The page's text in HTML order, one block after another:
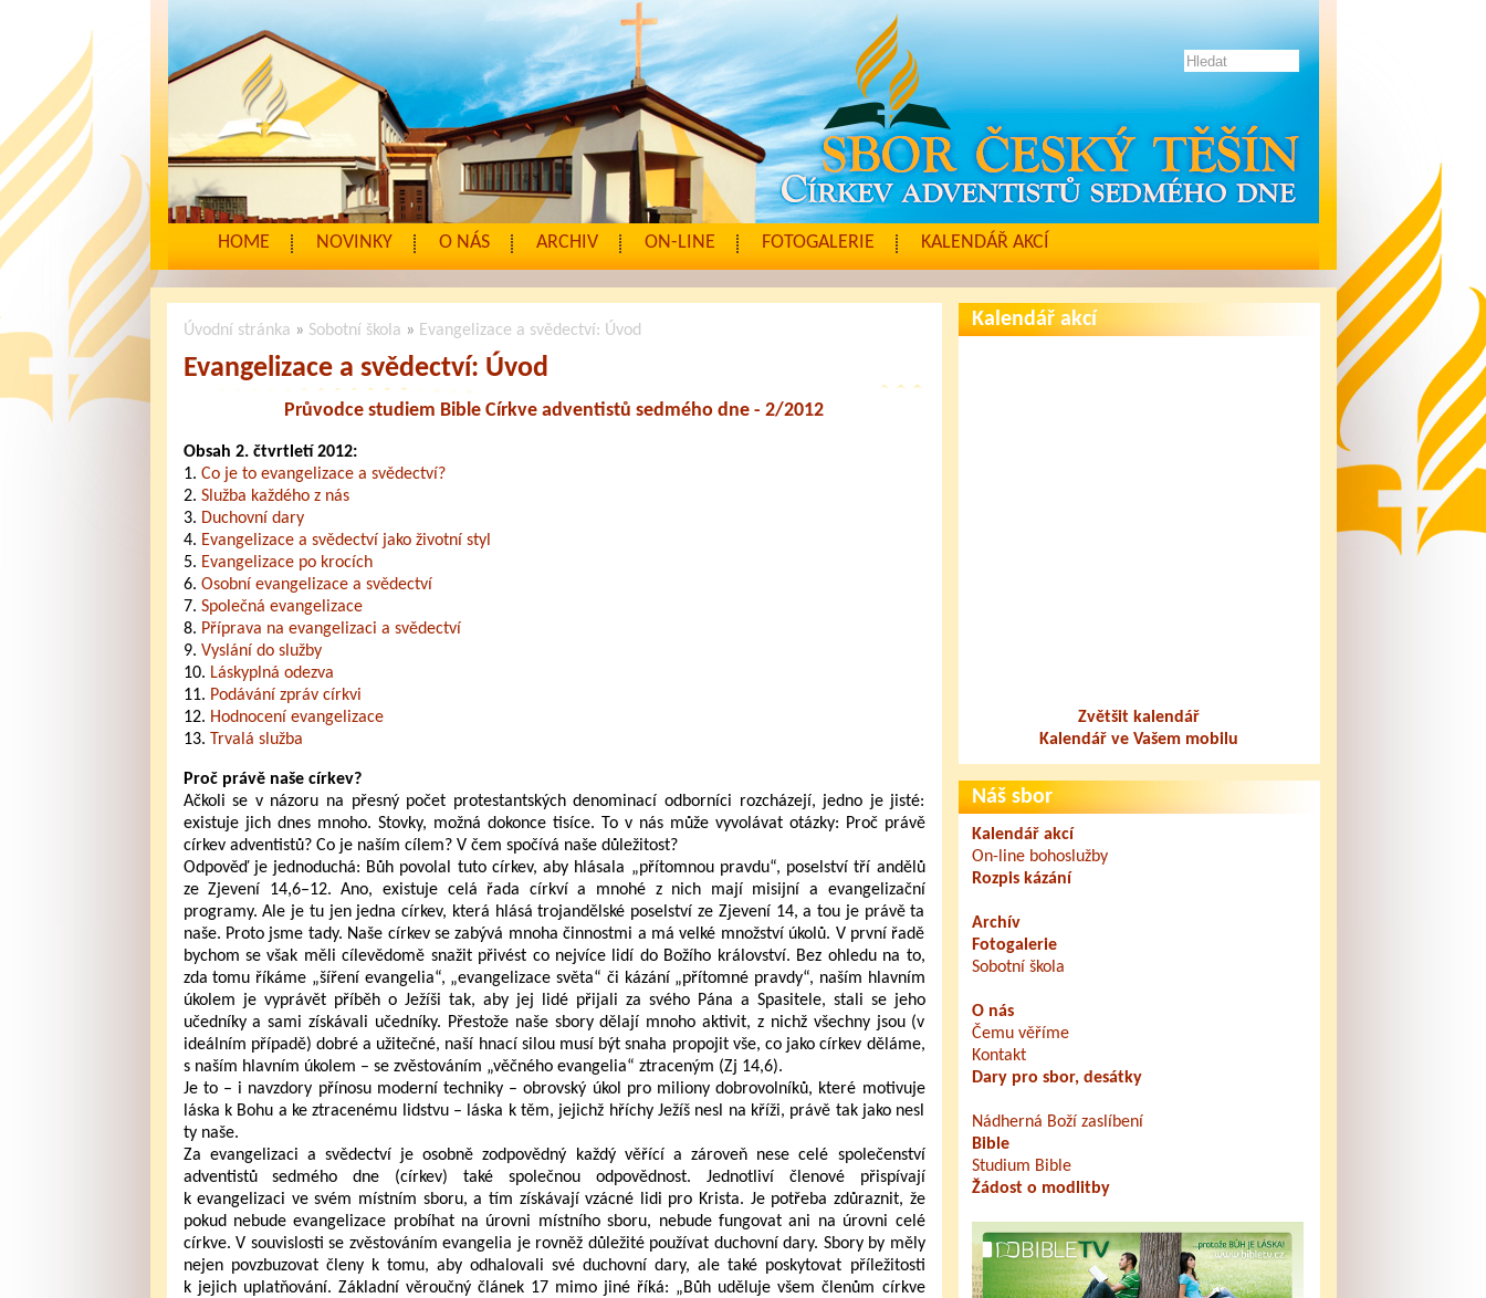
HOME NOVINKY O NÁS ARCHIV ON-LINE FOTOGALERIE KALENDÁŘ AKCÍ
Úvodní stránka » Sobotní škola » Evangelizace a svědectví: Úvod
Evangelizace a svědectví: Úvod
Průvodce studiem Bible Církve adventistů sedmého dne - 2/2012
Obsah 2. čtvrtletí 2012:
1. Co je to evangelizace a svědectví?
2. Služba každého z nás
3. Duchovní dary
4. Evangelizace a svědectví jako životní styl
5. Evangelizace po krocích
6. Osobní evangelizace a svědectví
7. Společná evangelizace
8. Příprava na evangelizaci a svědectví
9. Vyslání do služby
10. Láskyplná odezva
11. Podávání zpráv církvi
12. Hodnocení evangelizace
13. Trvalá služba
Proč právě naše církev?
Ačkoli se v názoru na přesný počet protestantských denominací odborníci rozcházejí, jedno je jisté:
existuje jich dnes mnoho. Stovky, možná dokonce tisíce. To v nás může vyvolávat otázky: Proč právě
církev adventistů? Co je naším cílem? V čem spočívá naše důležitost?
Odpověď je jednoduchá: Bůh povolal tuto církev, aby hlásala „přítomnou pravdu“, poselství tří andělů
ze Zjevení 14,6–12. Ano, existuje celá řada církví a mnohé z nich mají misijní a evangelizační
programy. Ale je tu jen jedna církev, která hlásá trojandělské poselství ze Zjevení 14, a tou je právě ta
naše. Proto jsme tady. Naše církev se zabývá mnoha činnostmi a má velké množství úkolů. V první řadě
bychom se však měli cílevědomě snažit přivést co nejvíce lidí do Božího království. Bez ohledu na to,
zda tomu říkáme „šíření evangelia“, „evangelizace světa“ či kázání „přítomné pravdy“, naším hlavním
úkolem je vyprávět příběh o Ježíši tak, aby jej lidé přijali za svého Pána a Spasitele, stali se jeho
učedníky a sami získávali učedníky. Přestože naše sbory dělají mnoho aktivit, z nichž všechny jsou (v
ideálním případě) dobré a užitečné, naší hnací silou musí být snaha propojit vše, co jako církev děláme,
s naším hlavním úkolem – se zvěstováním „věčného evangelia“ ztraceným (Zj 14,6).
Je to – i navzdory přínosu moderní techniky – obrovský úkol pro miliony dobrovolníků, které motivuje
láska k Bohu a ke ztracenému lidstvu – láska k těm, jejichž hříchy Ježíš nesl na kříži, právě tak jako nesl
ty naše.
Za evangelizaci a svědectví je osobně zodpovědný každý věřící a zároveň nese celé společenství
adventistů sedmého dne (církev) také společnou odpovědnost. Jednotliví členové přispívají
k evangelizaci ve svém místním sboru, a tím získávají vzácné lidi pro Krista. Je potřeba zdůraznit, že
pokud nebude evangelizace probíhat na úrovni místního sboru, nebude fungovat ani na úrovni celé
církve. V souvislosti se zvěstováním evangelia je rovněž důležité používat duchovní dary. Sbory by měly
nejen povzbuzovat členy k tomu, aby odhalovali své duchovní dary, ale také poskytovat příležitosti
k jejich uplatňování. Základní věroučný článek 17 mimo jiné říká: „Bůh uděluje všem členům církve
Kalendář akcí
Zvětšit kalendář
Kalendář ve Vašem mobilu
Náš sbor
Kalendář akcí
On-line bohoslužby
Rozpis kázání
Archív
Fotogalerie
Sobotní škola
O nás
Čemu věříme
Kontakt
Dary pro sbor, desátky
Nádherná Boží zaslíbení
Bible
Studium Bible
Žádost o modlitby